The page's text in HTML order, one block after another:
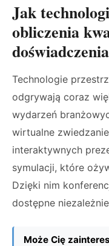
Jak
obliczenia
Technologie
odgrywają coraz
wydarzeń
wirtualne
interaktywnych
symulacji, które
Dzięki nim
dostępne
Może Cię